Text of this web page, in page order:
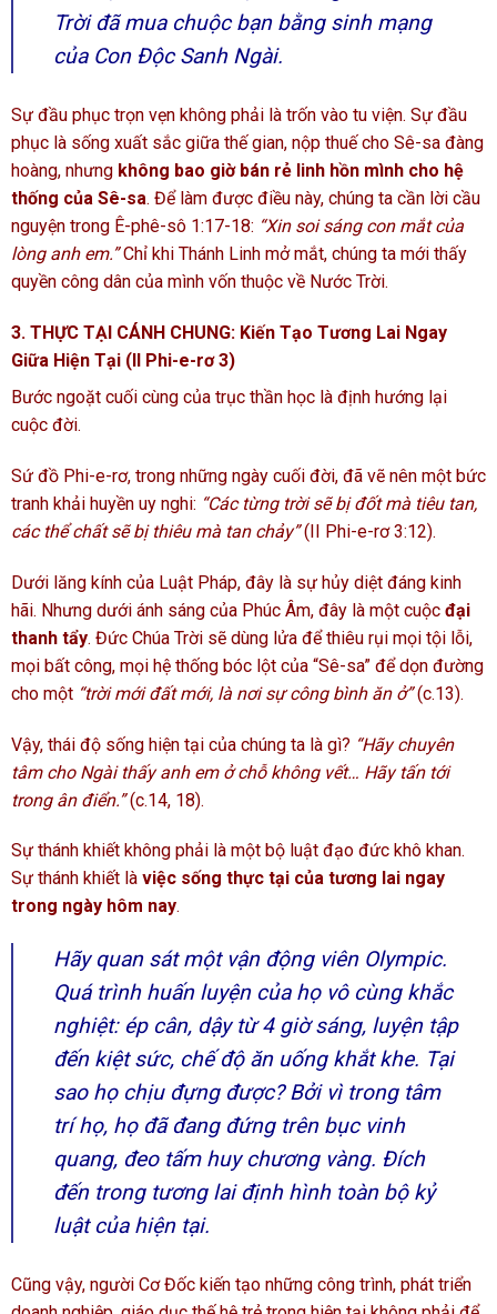
Trời đã mua chuộc bạn bằng sinh mạng
của Con Độc Sanh Ngài.
Sự đầu phục trọn vẹn không phải là trốn vào tu viện. Sự đầu
phục là sống xuất sắc giữa thế gian, nộp thuế cho Sê-sa đàng
hoàng, nhưng không bao giờ bán rẻ linh hồn mình cho hệ
thống của Sê-sa. Để làm được điều này, chúng ta cần lời cầu
nguyện trong Ê-phê-sô 1:17-18: “Xin soi sáng con mắt của
lòng anh em.”Chỉ khi Thánh Linh mở mắt, chúng ta mới thấy
quyền công dân của mình vốn thuộc về Nước Trời.
3. THỰC TẠI CÁNH CHUNG: Kiến Tạo Tương Lai Ngay
Giữa Hiện Tại (II Phi-e-rơ 3)
Bước ngoặt cuối cùng của trục thần học là định hướng lại
cuộc đời.
Sứ đồ Phi-e-rơ, trong những ngày cuối đời, đã vẽ nên một bức
tranh khải huyền uy nghi: “Các từng trời sẽ bị đốt mà tiêu tan,
các thể chất sẽ bị thiêu mà tan chảy”(II Phi-e-rơ 3:12).
Dưới lăng kính của Luật Pháp, đây là sự hủy diệt đáng kinh
hãi. Nhưng dưới ánh sáng của Phúc Âm, đây là một cuộc đại
thanh tẩy. Đức Chúa Trời sẽ dùng lửa để thiêu rụi mọi tội lỗi,
mọi bất công, mọi hệ thống bóc lột của “Sê-sa” để dọn đường
cho một “trời mới đất mới, là nơi sự công bình ăn ở”(c.13).
Vậy, thái độ sống hiện tại của chúng ta là gì? “Hãy chuyên
tâm cho Ngài thấy anh em ở chỗ không vết… Hãy tấn tới
trong ân điển.”(c.14, 18).
Sự thánh khiết không phải là một bộ luật đạo đức khô khan.
Sự thánh khiết là việc sống thực tại của tương lai ngay
trong ngày hôm nay.
Hãy quan sát một vận động viên Olympic.
Quá trình huấn luyện của họ vô cùng khắc
nghiệt: ép cân, dậy từ 4 giờ sáng, luyện tập
đến kiệt sức, chế độ ăn uống khắt khe. Tại
sao họ chịu đựng được? Bởi vì trong tâm
trí họ, họ đã đang đứng trên bục vinh
quang, đeo tấm huy chương vàng. Đích
đến trong tương lai định hình toàn bộ kỷ
luật của hiện tại.
Cũng vậy, người Cơ Đốc kiến tạo những công trình, phát triển